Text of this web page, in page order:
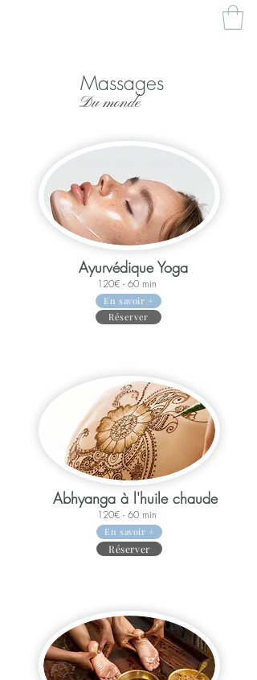
Massages
Du monde
120€ - 60 min
120€ - 60 min
Réserver
Réserver
En savoir +
En savoir +
Ayurvédique Yoga
Abhyanga à l'huile chaude